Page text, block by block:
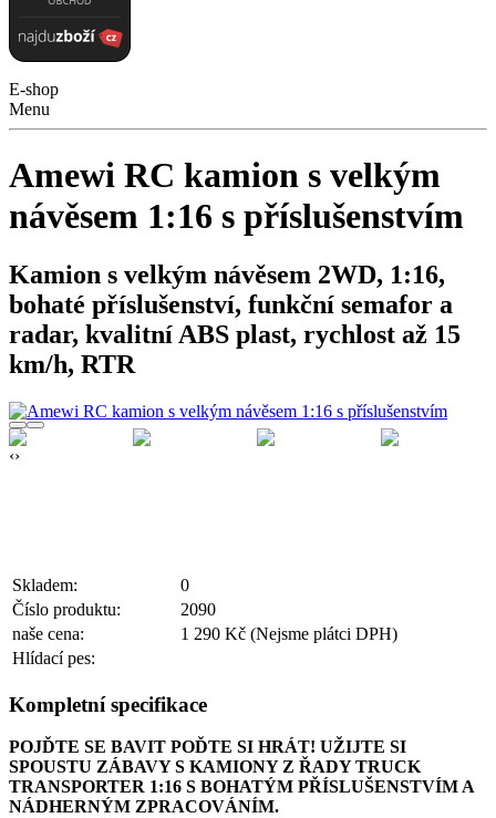
E-shop
Menu
Amewi RC kamion s velkým
návěsem 1:16 s příslušenstvím
Kamion s velkým návěsem 2WD, 1:16,
bohaté příslušenství, funkční semafor a
radar, kvalitní ABS plast, rychlost až 15
km/h, RTR
‹›
Skladem:
0
Číslo produktu:
2090
naše cena:
1 290 Kč (Nejsme plátci DPH)
Hlídací pes:
Kompletní specifikace
POJĎTE SE BAVIT POĎTE SI HRÁT! UŽIJTE SI
SPOUSTU ZÁBAVY S KAMIONY Z ŘADY TRUCK
TRANSPORTER 1:16 S BOHATÝM PŘÍSLUŠENSTVÍM A
NÁDHERNÝM ZPRACOVÁNÍM.